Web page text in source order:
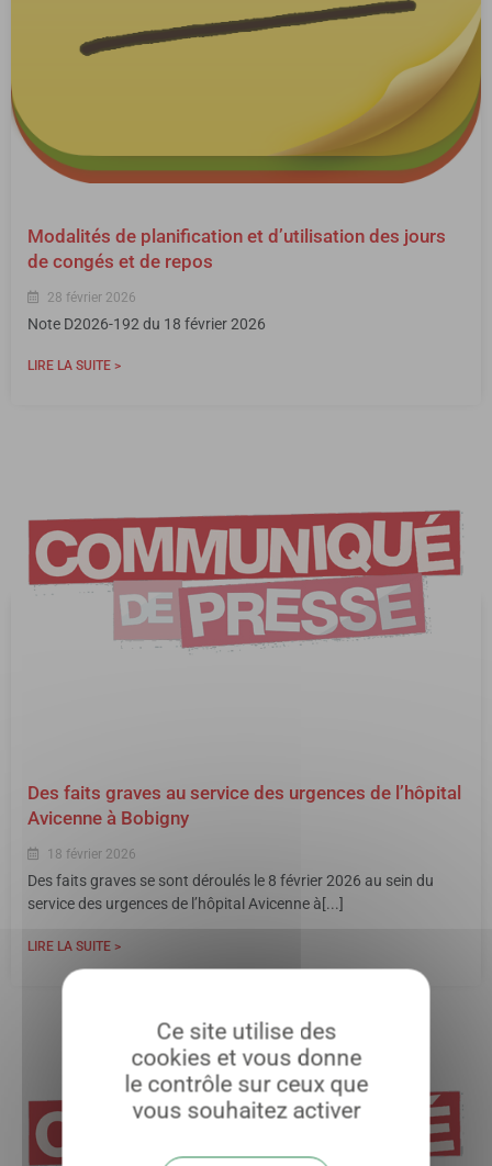
Modalités de planification et d’utilisation des jours
de congés et de repos
28 février 2026
Note D2026-192 du 18 février 2026
LIRE LA SUITE >
Des faits graves au service des urgences de l’hôpital
Avicenne à Bobigny
18 février 2026
Des faits graves se sont déroulés le 8 février 2026 au sein du
service des urgences de l’hôpital Avicenne à[...]
LIRE LA SUITE >
Ce site utilise des
cookies et vous donne
le contrôle sur ceux que
vous souhaitez activer